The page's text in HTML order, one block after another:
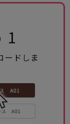
1
ードしま